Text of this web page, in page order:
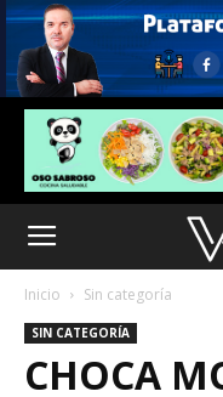
Inicio Sin categoría
SIN CATEGORÍA
CHOCA